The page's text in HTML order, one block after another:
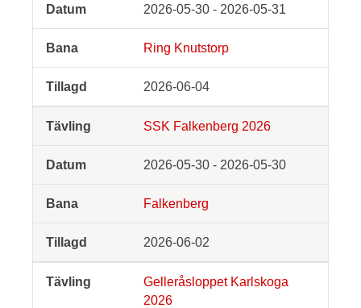
2026-05-30 - 2026-05-31
Ring Knutstorp
2026-06-04
SSK Falkenberg 2026
2026-05-30 - 2026-05-30
Falkenberg
2026-06-02
Gelleråsloppet Karlskoga
2026